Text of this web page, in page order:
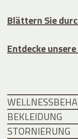
Blättern Sie
Entdecke
BEKLEIDUNG
STORNIERUNG